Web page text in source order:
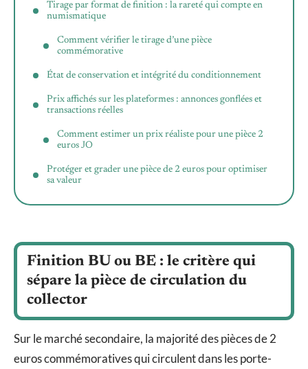
Tirage par format de finition : la rareté qui compte en
numismatique
Comment vérifier le tirage d’une pièce
commémorative
État de conservation et intégrité du conditionnement
Prix affichés sur les plateformes : annonces gonflées et
transactions réelles
Comment estimer un prix réaliste pour une pièce 2
euros JO
Protéger et grader une pièce de 2 euros pour optimiser
sa valeur
Finition BU ou BE : le critère qui
sépare la pièce de circulation du
collector
Sur le marché secondaire, la majorité des pièces de 2
euros commémoratives qui circulent dans les porte-